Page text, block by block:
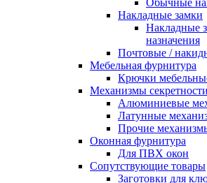
Обычные
Накладные замки
Накладные
назначения
Почтовые /
Мебельная фурнитура
Крючки
Механизмы секретности
Алюминиевые
Латунные
Прочие
Оконная фурнитура
Для ПВХ окон
Сопутствующие товары
Заготовки для